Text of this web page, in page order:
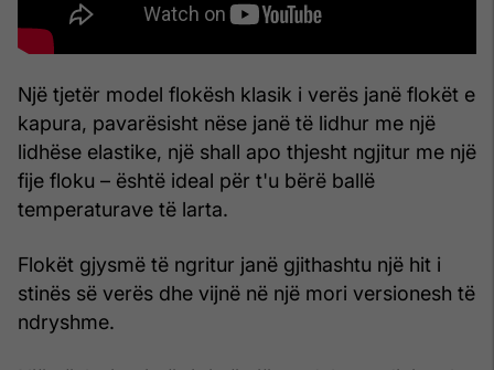
Një tjetër model flokësh klasik i verës janë flokët e
kapura, pavarësisht nëse janë të lidhur me një
lidhëse elastike, një shall apo thjesht ngjitur me një
fije floku – është ideal për t'u bërë ballë
temperaturave të larta.
Flokët gjysmë të ngritur janë gjithashtu një hit i
stinës së verës dhe vijnë në një mori versionesh të
ndryshme.